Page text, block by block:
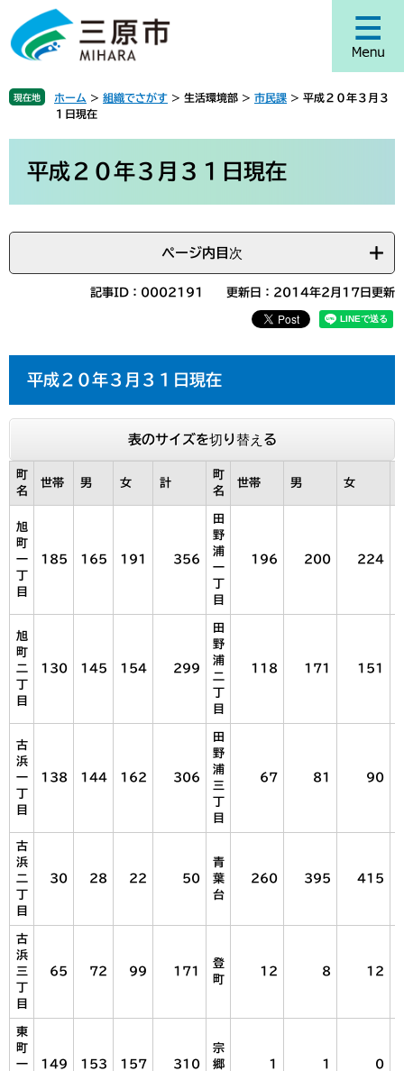
ジ
頭
す
ュ
飛
し
現在地 ホーム > 組織でさがす > 生活環境部 > 市民課 > 平成２０年３月３
１日現在
平成２０年３月３１日現在
ページ内目次
記事ID：0002191 更新日：2014年2月17日更新
平成２０年３月３１日現在
表のサイズを切り替える
町
名
世帯 男 女 計
町
名
世帯 男 女
旭
町
一
目
185 165 191 356
田
野
浦
一
目
196 200 224
旭
町
二
目
130 145 154 299
田
野
浦
二
目
118 171 151
古
浜
一
目
138 144 162 306
田
野
浦
三
目
67 81 90
古
浜
二
目
30 28 22 50
青
葉
台
260 395 415
古
浜
三
目
65 72 99 171
登
町
12 8 12
東
町
一
149 153 157 310
宗
郷
1 1 0